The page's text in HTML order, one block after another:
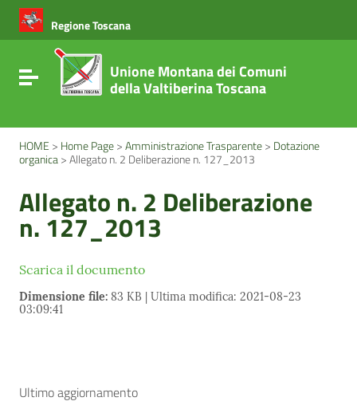
Vai ai contenuti
Vai al menu di navigazione
Vai al footer
Regione Toscana
Attiva / disattiva la navigazione
Unione Montana dei Comuni
della Valtiberina Toscana
HOME > Home Page>Amministrazione Trasparente> Dotazione
organica>Allegato n. 2 Deliberazione n. 127_2013
Allegato n. 2 Deliberazione
n. 127_2013
Scarica il documento
Dimensione file: 83 KB | Ultima modifica: 2021-08-23
03:09:41
Ultimo aggiornamento